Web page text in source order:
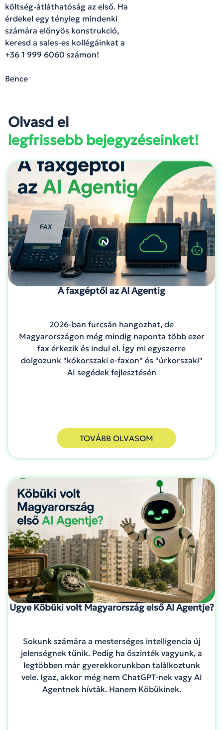
költség-átláthatóság az első. Ha
érdekel egy tényleg mindenki
számára előnyös konstrukció,
keresd a sales-es kollégáinkat a
+36 1 999 6060 számon!
Bence
Olvasd el
legfrissebb bejegyzéseinket!
A faxgéptől az AI Agentig
2026-ban furcsán hangozhat, de
Magyarországon még mindig naponta több ezer
fax érkezik és indul el. Így mi egyszerre
dolgozunk "kókorszaki e-faxon" és "úrkorszaki"
AI segédek fejlesztésén
TOVÁBB OLVASOM
Ugye Köbüki volt Magyarország első AI Agentje?
Sokunk számára a mesterséges intelligencia új
jelenségnek tűnik. Pedig ha őszinték vagyunk, a
legtöbben már gyerekkorunkban találkoztunk
vele. Igaz, akkor még nem ChatGPT-nek vagy AI
Agentnek hívták. Hanem Köbükinek.